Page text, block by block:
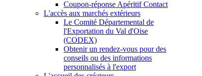
Coupon-réponse Apéritif Contact
L'accès aux marchés extérieurs
Le Comité Départemental de
l'Exportation du Val d'Oise
(CODEX)
Obtenir un rendez-vous pour des
conseils ou des informations
personnalisés à l'export